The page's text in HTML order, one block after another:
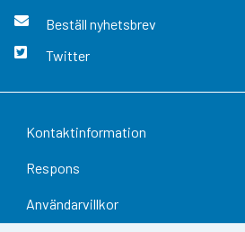
Beställ nyhetsbrev
Twitter
Kontaktinformation
Respons
Användarvillkor